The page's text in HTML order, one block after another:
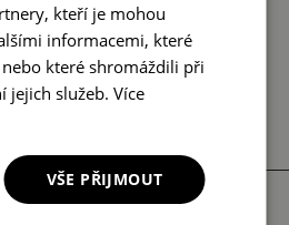
Kulaté dekorační zrcadlo
Orientální váhy
kteří je mohou
informacemi, které
které shromáždili při
jejich služeb. Více
VŠE PŘIJMOUT